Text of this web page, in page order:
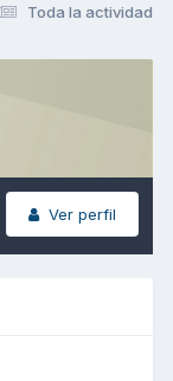
Toda la actividad
Ver perfil